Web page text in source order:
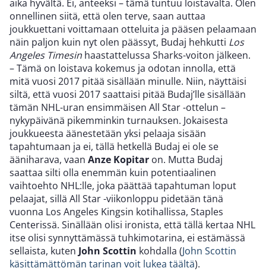
aika hyvältä. Ei, anteeksi – tämä tuntuu loistavalta. Olen
onnellinen siitä, että olen terve, saan auttaa
joukkuettani voittamaan otteluita ja pääsen pelaamaan
näin paljon kuin nyt olen päässyt, Budaj hehkutti Los
Angeles Timesin haastattelussa Sharks-voiton jälkeen.
– Tämä on loistava kokemus ja odotan innolla, että
mitä vuosi 2017 pitää sisällään minulle. Niin, näyttäisi
siltä, että vuosi 2017 saattaisi pitää Budaj’lle sisällään
tämän NHL-uran ensimmäisen All Star -ottelun –
nykypäivänä pikemminkin turnauksen. Jokaisesta
joukkueesta äänestetään yksi pelaaja sisään
tapahtumaan ja ei, tällä hetkellä Budaj ei ole se
ääniharava, vaan Anze Kopitar on. Mutta Budaj
saattaa silti olla enemmän kuin potentiaalinen
vaihtoehto NHL:lle, joka päättää tapahtuman loput
pelaajat, sillä All Star -viikonloppu pidetään tänä
vuonna Los Angeles Kingsin kotihallissa, Staples
Centerissä. Sinällään olisi ironista, että tällä kertaa NHL
itse olisi synnyttämässä tuhkimotarina, ei estämässä
sellaista, kuten John Scottin kohdalla (John Scottin
käsittämättömän tarinan voit lukea täältä).